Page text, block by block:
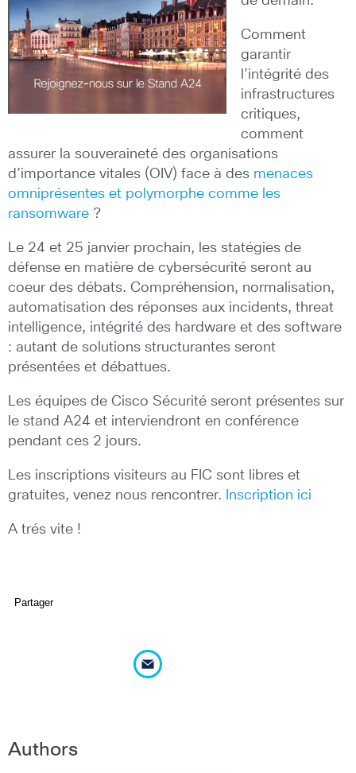
Comment
garantir
l’intégrité des
infrastructures
critiques,
comment
assurer la souveraineté des organisations
d’importance vitales (OIV) face à des menaces
omniprésentes et polymorphe comme les
ransomware ?
Le 24 et 25 janvier prochain, les statégies de
défense en matière de cybersécurité seront au
coeur des débats. Compréhension, normalisation,
automatisation des réponses aux incidents, threat
intelligence, intégrité des hardware et des software
: autant de solutions structurantes seront
présentées et débattues.
Les équipes de Cisco Sécurité seront présentes sur
le stand A24 et interviendront en conférence
pendant ces 2 jours.
Les inscriptions visiteurs au FIC sont libres et
gratuites, venez nous rencontrer.
Inscription ici
A trés vite !
Partager
Authors